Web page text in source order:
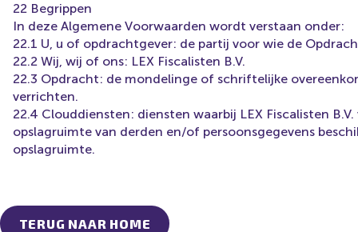
22 Begrippen
In deze Algemene Voorwaarden wordt verstaan onder:
22.1 U, u of opdrachtgever: de partij voor wie de
22.2 Wij, wij of ons: LEX Fiscalisten B.V.
22.3 Opdracht: de mondelinge of schriftelijke
verrichten.
22.4 Clouddiensten: diensten waarbij LEX Fiscalisten
opslagruimte van derden en/of persoonsgegevens
opslagruimte.
TERUG NAAR HOME